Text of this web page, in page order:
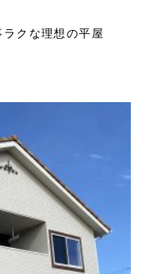
クな理想の平屋